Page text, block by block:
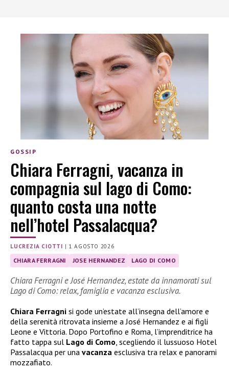
GOSSIP
Chiara Ferragni, vacanza in
compagnia sul lago di Como:
quanto costa una notte
nell’hotel Passalacqua?
LUCREZIA CIOTTI | 1 AGOSTO 2026
CHIARA FERRAGNI JOSE HERNANDEZ LAGO DI COMO
Chiara Ferragni e José Hernandez, estate da innamorati sul
Lago di Como: relax, famiglia e vacanza esclusiva.
Chiara Ferragni si gode un’estate all’insegna dell’amore e
della serenità ritrovata insieme a José Hernandez e ai figli
Leone e Vittoria. Dopo Portofino e Roma, l’imprenditrice ha
fatto tappa sul Lago di Como, scegliendo il lussuoso Hotel
Passalacqua per una vacanza esclusiva tra relax e panorami
mozzafiato.